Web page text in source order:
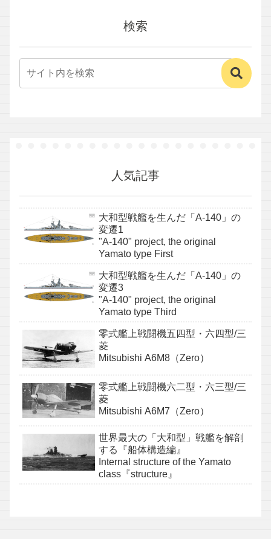
検索
人気記事
大和型戦艦を生んだ「A-140」の
変遷1
"A-140" project, the original
Yamato type First
大和型戦艦を生んだ「A-140」の
変遷3
"A-140" project, the original
Yamato type Third
零式艦上戦闘機五四型・六四型/三
菱
Mitsubishi A6M8（Zero）
零式艦上戦闘機六二型・六三型/三
菱
Mitsubishi A6M7（Zero）
世界最大の「大和型」戦艦を解剖
する『船体構造編』
Internal structure of the Yamato
class『structure』